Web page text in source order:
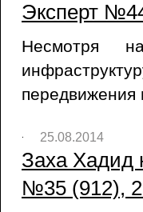
Эксперт
Несмотря
передвижения
25.08.2014
Заха Хадид
№35 (912),